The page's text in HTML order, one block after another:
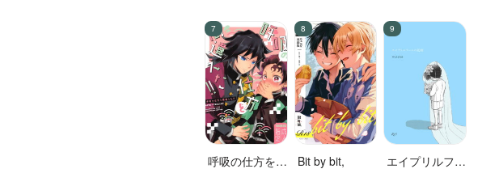
やっぱり無理だ
った
呼吸の仕方を間
Bit by bit,
エイプリルフー